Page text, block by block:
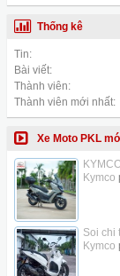
Thống kê
Tin:
Bài viết:
Thành viên:
Thành viên mới nhất:
Xe Moto PKL
Kymco
Soi chi
Kymco